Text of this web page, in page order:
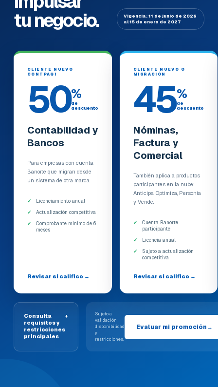
tu negocio.
Vigencia: 11 de junio de 2026
al 15 de enero de 2027
CLIENTE NUEVO
CONTPAQi
50%
de
descuento
Contabilidad y
Bancos
Para empresas con cuenta
Banorte que migran desde
un sistema de otra marca.
Licenciamiento anual
Actualización competitiva
Comprobante mínimo de 6
meses
Revisar si califico →
CLIENTE NUEVO O
MIGRACIÓN
45%
de
descuento
Nóminas,
Factura y
Comercial
También aplica a productos
participantes en la nube:
Anticipa, Optimiza, Personia
y Vende.
Cuenta Banorte
participante
Licencia anual
Sujeto a actualización
competitiva
Revisar si califico →
Consulta
requisitos y
restricciones
principales
+
Sujeto a
validación,
disponibilidad
y
restricciones.
Evaluar mi promoción→